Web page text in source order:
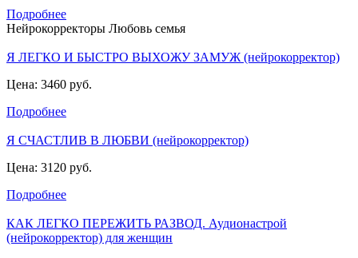
Подробнее
Нейрокорректоры Любовь семья
Я ЛЕГКО И БЫСТРО ВЫХОЖУ ЗАМУЖ (нейрокорректор)
Цена: 3460 руб.
Подробнее
Я СЧАСТЛИВ В ЛЮБВИ (нейрокорректор)
Цена: 3120 руб.
Подробнее
КАК ЛЕГКО ПЕРЕЖИТЬ РАЗВОД. Аудионастрой
(нейрокорректор) для женщин